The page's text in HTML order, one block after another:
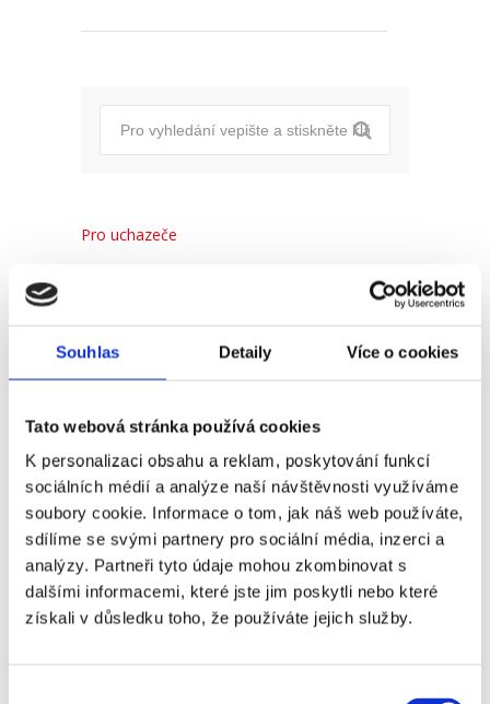
Souhlas Detaily Více o cookies
Tato webová stránka používá cookies
K personalizaci obsahu a reklam, poskytování funkcí
sociálních médií a analýze naší návštěvnosti využíváme
soubory cookie. Informace o tom, jak náš web používáte,
sdílíme se svými partnery pro sociální média, inzerci a
analýzy. Partneři tyto údaje mohou zkombinovat s
dalšími informacemi, které jste jim poskytli nebo které
získali v důsledku toho, že používáte jejich služby.
Pro uchazeče
Recent Popular Comments
(Ne)komunikace se
zaměstnavatelem
18. 9. 2025